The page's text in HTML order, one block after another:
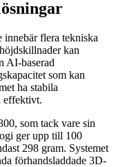
innebär flera tekniska
kan
AI-baserad
som kan
ha stabila
effektivt.
som tack vare sin
ger upp till 100
298 gram. Systemet
förhandsladdade 3D-